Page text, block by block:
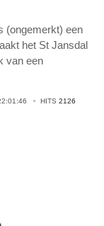
(ongemerkt) een
het St Jansdal
van een
HITS 2126